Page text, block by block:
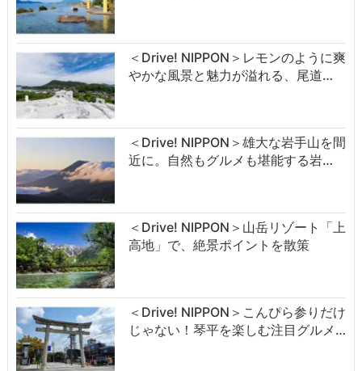
＜Drive! NIPPON＞レモンのように爽
やかな風景と魅力が溢れる、尾道…
＜Drive! NIPPON＞雄大な岩手山を間
近に。自然もグルメも堪能する岩…
＜Drive! NIPPON＞山岳リゾート「上
高地」で、絶景ポイントを散策
＜Drive! NIPPON＞こんぴら参りだけ
じゃない！琴平を楽しむ注目グルメ…